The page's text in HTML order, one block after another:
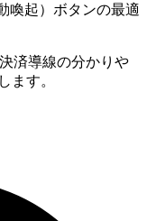
喚起）ボタンの最適
済導線の分かりや
ます。